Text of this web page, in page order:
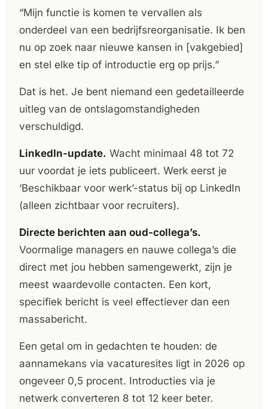
“Mijn functie is komen te vervallen als
onderdeel van een bedrijfsreorganisatie. Ik ben
nu op zoek naar nieuwe kansen in [vakgebied]
en stel elke tip of introductie erg op prijs.”
Dat is het. Je bent niemand een gedetailleerde
uitleg van de ontslagomstandigheden
verschuldigd.
LinkedIn-update. Wacht minimaal 48 tot 72
uur voordat je iets publiceert. Werk eerst je
‘Beschikbaar voor werk’-status bij op LinkedIn
(alleen zichtbaar voor recruiters).
Directe berichten aan oud-collega’s.
Voormalige managers en nauwe collega’s die
direct met jou hebben samengewerkt, zijn je
meest waardevolle contacten. Een kort,
specifiek bericht is veel effectiever dan een
massabericht.
Een getal om in gedachten te houden: de
aannamekans via vacaturesites ligt in 2026 op
ongeveer 0,5 procent. Introducties via je
netwerk converteren 8 tot 12 keer beter.